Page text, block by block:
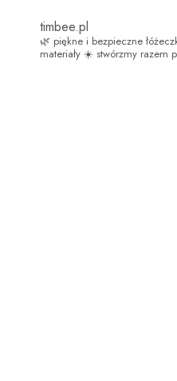
timbee.pl
🌿 piękne i bezpieczne
materiały ☀️ stwórzmy razem